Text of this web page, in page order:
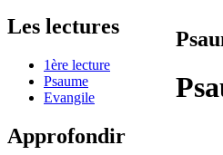
Les lectures
1ère lecture
Psaume
Evangile
Approfondir